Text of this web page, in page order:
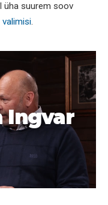
üha suurem soov
valimisi.
Ingvar